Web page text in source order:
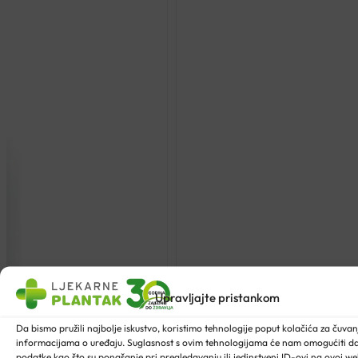
Upravljajte pristankom
Da bismo pružili najbolje iskustvo, koristimo tehnologije poput kolačića za
informacijama o uređaju. Suglasnost s ovim tehnologijama će nam omogućiti